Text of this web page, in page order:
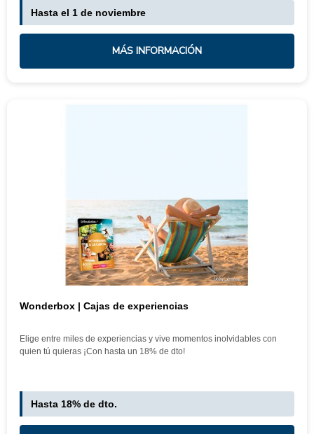
Hasta el 1 de noviembre
MÁS INFORMACIÓN
Wonderbox | Cajas de experiencias
Elige entre miles de experiencias y vive momentos inolvidables con
quien tú quieras ¡Con hasta un 18% de dto!
Hasta 18% de dto.